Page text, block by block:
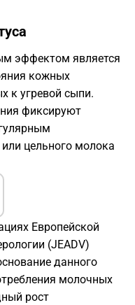
эффектом является
кожных
к угревой сыпи.
фиксируют
цельного молока
Европейской
(JEADV)
данного
молочных
рост